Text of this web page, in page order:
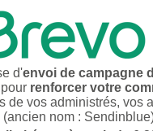
d'envoi de campagne
pour renforcer votre
de vos administrés, vos
(ancien nom :